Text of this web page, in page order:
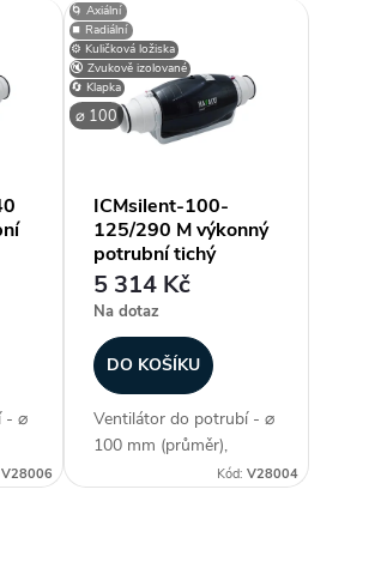
- ⌀
V28006
⚙️ Kuličková ložiska
⌀ 100
🌀 Axiální
⏹️ Radiální
🔇 Zvukově izolované
🔄 Klapka
ICMsilent-100-
125/290 M výkonný
potrubní tichý
diagonální ventilátor
5 314 Kč
Na dotaz
DO KOŠÍKU
Ventilátor do potrubí - ⌀
100 mm (průměr),
diagonální konstrukce,
Kód:V28004